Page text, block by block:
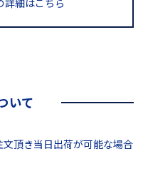
詳細はこちら
いて
頂き当日出荷が可能な場合